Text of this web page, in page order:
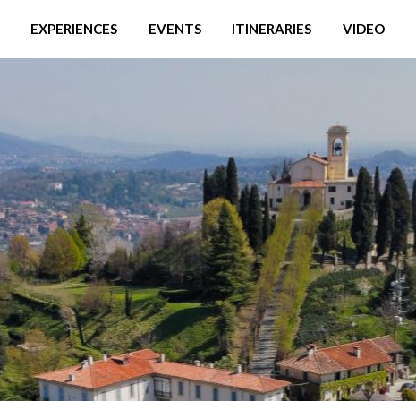
EXPERIENCES EVENTS ITINERARIES VIDEO